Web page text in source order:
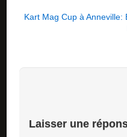
Kart Mag Cup à
Laisser une